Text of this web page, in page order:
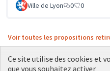
Ville de Lyon 0 0
Voir toutes les propositions
Ce site utilise des cookies et
que vous souhaitez activer